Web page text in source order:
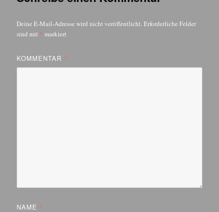
Deine E-Mail-Adresse wird nicht veröffentlicht. Erforderliche Felder
sind mit * markiert
KOMMENTAR *
NAME *